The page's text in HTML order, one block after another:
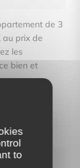
de 3
au prix de
les
bien et
voir les
to